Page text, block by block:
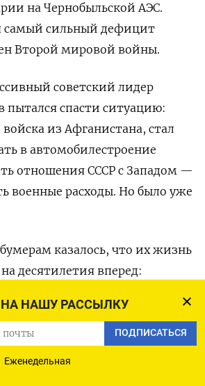
НАШУ РАССЫЛКУ
ПОДПИСАТЬСЯ
Еженедельная
на Чернобыльской АЭС.
самый сильный дефицит
Второй мировой войны.
советский лидер
пытался спасти ситуацию:
из Афганистана, стал
в автомобилестроение
отношения СССР с Западом —
военные расходы. Но было уже
казалось, что их жизнь
десятилетия вперед:
по службе — второй
— машина — дача. К 50
начальник, глава большой